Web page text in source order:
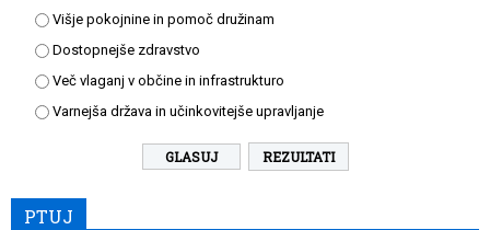
Višje pokojnine in pomoč družinam
Dostopnejše zdravstvo
Več vlaganj v občine in infrastrukturo
Varnejša država in učinkovitejše upravljanje
REZULTATI
PTUJ